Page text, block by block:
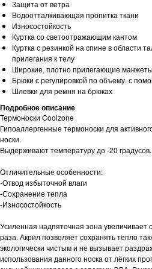
Защита от ветра
Водоотталкивающая пропитка ткани
Износостойкость
Куртка со светоотражающим кантом
Куртка с резинкой на спине в области
прилегания к телу
Широкие, плотно прилегающие
Брюки с регулировкой по объему, с
Шлевки для ремня на брюках
Подробное описание
Термоноски Coolzone
Гипоаллергенные термоноски для
носки.
Выдерживают температуру до -20 градусов.
Отличительные особенности:
-Отвод избыточной влаги
-Сохранение тепла
-Износостойкость
Усиленная надпяточная зона увеличивает
раза. Акрил позволяет сохранять тепло
экологически чистым и не вызывает
использования данного носка от лёгких